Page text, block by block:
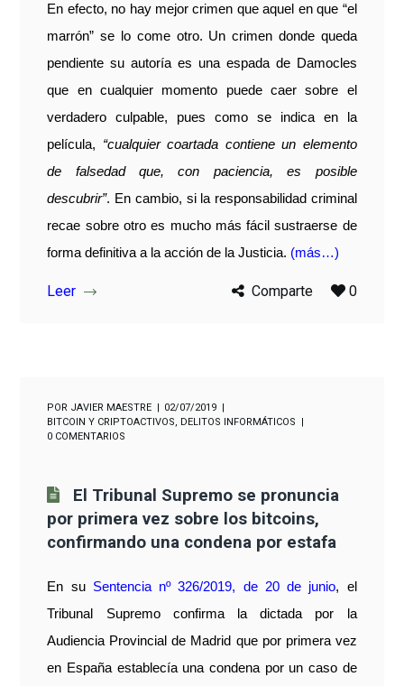
En efecto, no hay mejor crimen que aquel en que “el
marrón” se lo come otro. Un crimen donde queda
pendiente su autoría es una espada de Damocles
que en cualquier momento puede caer sobre el
verdadero culpable, pues como se indica en la
película, “cualquier coartada contiene un elemento
de falsedad que, con paciencia, es posible
descubrir”. En cambio, si la responsabilidad criminal
recae sobre otro es mucho más fácil sustraerse de
forma definitiva a la acción de la Justicia. (más…)
Leer Comparte 0
POR JAVIER MAESTRE
02/07/2019
BITCOIN Y CRIPTOACTIVOS, DELITOS INFORMÁTICOS
0 COMENTARIOS
El Tribunal Supremo se pronuncia
por primera vez sobre los bitcoins,
confirmando una condena por estafa
En su Sentencia nº 326/2019, de 20 de junio, el
Tribunal Supremo confirma la dictada por la
Audiencia Provincial de Madrid que por primera vez
en España establecía una condena por un caso de